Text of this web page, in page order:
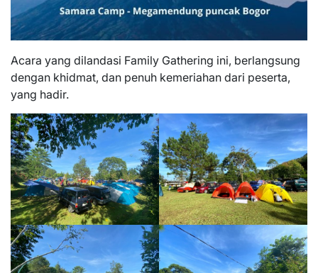
Acara yang dilandasi Family Gathering ini, berlangsung
dengan khidmat, dan penuh kemeriahan dari peserta,
yang hadir.